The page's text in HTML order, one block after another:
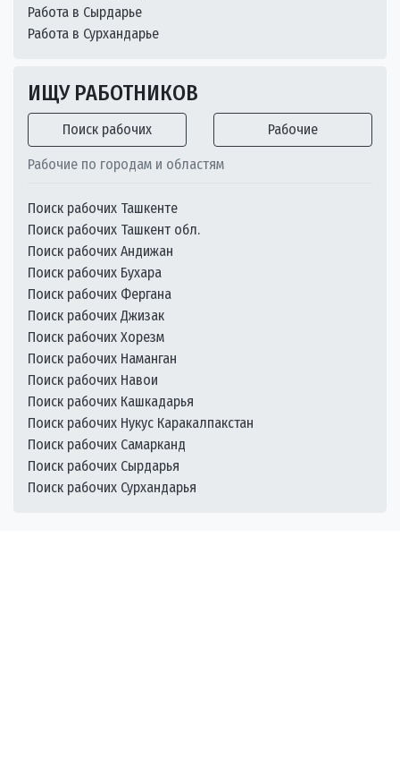
Работа в Сырдарье
Работа в Сурхандарье
ИЩУ РАБОТНИКОВ
Поиск рабочих Рабочие
Рабочие по городам и областям
Поиск рабочих Ташкенте
Поиск рабочих Ташкент обл.
Поиск рабочих Андижан
Поиск рабочих Бухара
Поиск рабочих Фергана
Поиск рабочих Джизак
Поиск рабочих Хорезм
Поиск рабочих Наманган
Поиск рабочих Навои
Поиск рабочих Кашкадарья
Поиск рабочих Нукус Каракалпакстан
Поиск рабочих Самарканд
Поиск рабочих Сырдарья
Поиск рабочих Сурхандарья